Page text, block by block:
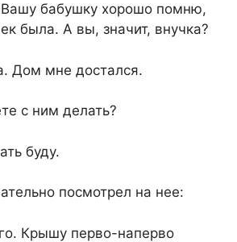
бабушку хорошо помню,
была. А вы, значит, внучка?
Дом мне достался.
с ним делать?
буду.
посмотрел на нее:
Крышу перво-наперво